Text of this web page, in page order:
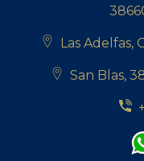
Las Adelfas,
San Blas,